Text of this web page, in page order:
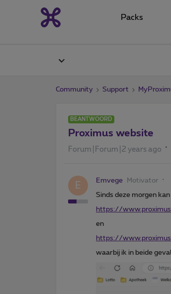
Packs
Community Support
BEANTWOORD
Proximus website
Forum|Forum|2 years ago
E Emvege Motivator
Sinds deze morgen
https://
en
https://
waarbij ik in beide